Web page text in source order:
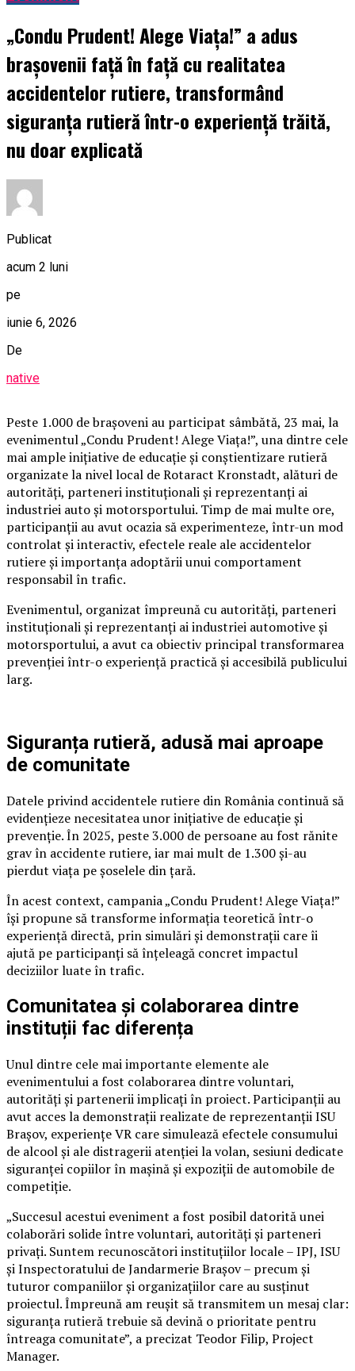
„Condu Prudent! Alege Viața!” a adus
brașovenii față în față cu realitatea
accidentelor rutiere, transformând
siguranța rutieră într-o experiență trăită,
nu doar explicată
Publicat
acum 2 luni
pe
iunie 6, 2026
De
native
Peste 1.000 de brașoveni au participat sâmbătă, 23 mai, la
evenimentul „Condu Prudent! Alege Viața!”, una dintre cele
mai ample inițiative de educație și conștientizare rutieră
organizate la nivel local de Rotaract Kronstadt, alături de
autorități, parteneri instituționali și reprezentanți ai
industriei auto și motorsportului. Timp de mai multe ore,
participanții au avut ocazia să experimenteze, într-un mod
controlat și interactiv, efectele reale ale accidentelor
rutiere și importanța adoptării unui comportament
responsabil în trafic.
Evenimentul, organizat împreună cu autorități, parteneri
instituționali și reprezentanți ai industriei automotive și
motorsportului, a avut ca obiectiv principal transformarea
prevenției într-o experiență practică și accesibilă publicului
larg.
Siguranța rutieră, adusă mai aproape
de comunitate
Datele privind accidentele rutiere din România continuă să
evidențieze necesitatea unor inițiative de educație și
prevenție. În 2025, peste 3.000 de persoane au fost rănite
grav în accidente rutiere, iar mai mult de 1.300 și-au
pierdut viața pe șoselele din țară.
În acest context, campania „Condu Prudent! Alege Viața!”
își propune să transforme informația teoretică într-o
experiență directă, prin simulări și demonstrații care îi
ajută pe participanți să înțeleagă concret impactul
deciziilor luate în trafic.
Comunitatea și colaborarea dintre
instituții fac diferența
Unul dintre cele mai importante elemente ale
evenimentului a fost colaborarea dintre voluntari,
autorități și partenerii implicați în proiect. Participanții au
avut acces la demonstrații realizate de reprezentanții ISU
Brașov, experiențe VR care simulează efectele consumului
de alcool și ale distragerii atenției la volan, sesiuni dedicate
siguranței copiilor în mașină și expoziții de automobile de
competiție.
„Succesul acestui eveniment a fost posibil datorită unei
colaborări solide între voluntari, autorități și parteneri
privați. Suntem recunoscători instituțiilor locale – IPJ, ISU
și Inspectoratului de Jandarmerie Brașov – precum și
tuturor companiilor și organizațiilor care au susținut
proiectul. Împreună am reușit să transmitem un mesaj clar:
siguranța rutieră trebuie să devină o prioritate pentru
întreaga comunitate”, a precizat Teodor Filip, Project
Manager.